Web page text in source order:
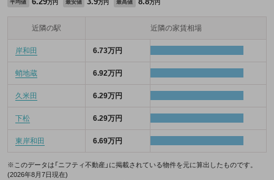
平均値 万円 最安値 万円 最高値 万円
近隣の駅 近隣の家賃相場
岸和田 6.73万円
蛸地蔵 6.92万円
久米田 6.29万円
下松 6.29万円
東岸和田 6.69万円
※このデータは「ニフティ不動産」に掲載されている物件を元に算出したものです。
(2026年8月7日現在)